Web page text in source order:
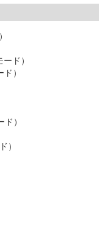
ド）
）
）
）